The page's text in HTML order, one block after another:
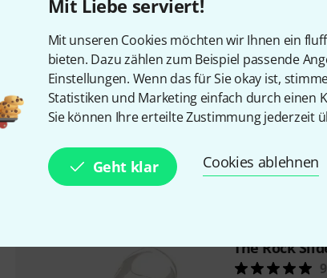
Mit Liebe serviert!
Mit unseren Cookies möchten wir Ihnen ein
bieten. Dazu zählen zum Beispiel passende
Einstellungen. Wenn das für Sie okay ist,
Statistiken und Marketing einfach durch einen
Sie können Ihre erteilte Zustimmung jederzeit
Geht klar Cookies ablehnen
The Rock
Ring
The Rock
9